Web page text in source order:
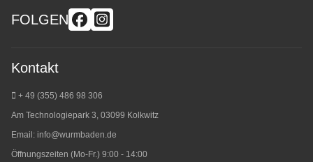
FOLGEN
Kontakt
+ 49 (355) 486 98 306
Am Technologiepark 3, 03099 Kolkwitz
Email: info@wurmbaden.de
Öffnungszeiten (Mo-Fr.) 9:00 - 14:00